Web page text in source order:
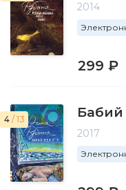
2014
299 ₽
4 / 13 Бабий
2017